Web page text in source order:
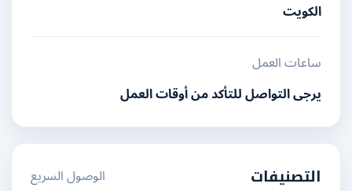
الكويت
ساعات العمل
يرجى التواصل للتأكد من أوقات العمل
التصنيفات الوصول السريع